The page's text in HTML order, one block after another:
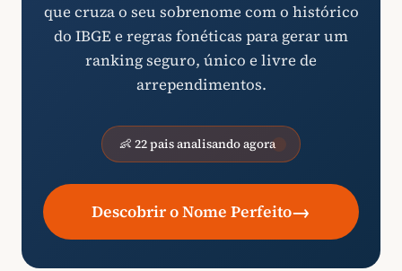
que cruza o seu sobrenome com o histórico
do IBGE e regras fonéticas para gerar um
ranking seguro, único e livre de
arrependimentos.
👶 22 pais analisando agora
Descobrir o Nome Perfeito→